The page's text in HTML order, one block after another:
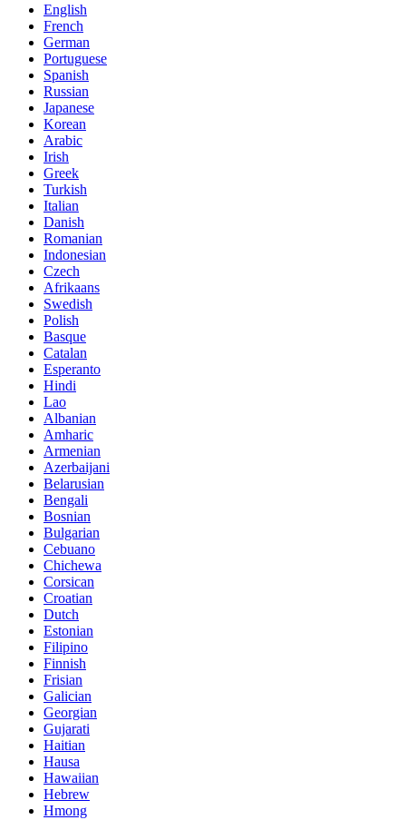
English
French
German
Portuguese
Spanish
Russian
Japanese
Korean
Arabic
Irish
Greek
Turkish
Italian
Danish
Romanian
Indonesian
Czech
Afrikaans
Swedish
Polish
Basque
Catalan
Esperanto
Hindi
Lao
Albanian
Amharic
Armenian
Azerbaijani
Belarusian
Bengali
Bosnian
Bulgarian
Cebuano
Chichewa
Corsican
Croatian
Dutch
Estonian
Filipino
Finnish
Frisian
Galician
Georgian
Gujarati
Haitian
Hausa
Hawaiian
Hebrew
Hmong